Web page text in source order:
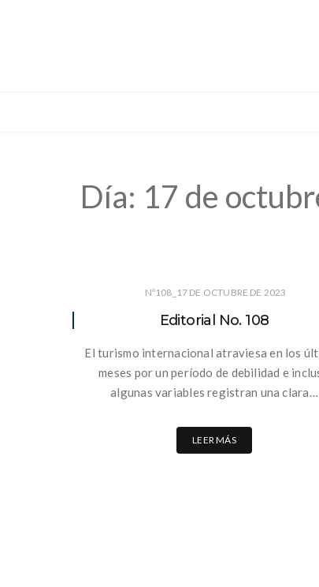
Día: 17 de
Nº108_17 DE OCTUBRE DE 2023
Editorial No. 108
El turismo internacional atraviesa en los
meses por un período de debilidad e
algunas variables registran una clara…
LEER MÁS